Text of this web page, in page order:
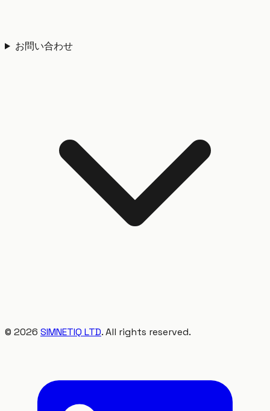
お問い合わせ
© 2026 SIMNETIQ LTD. All rights reserved.